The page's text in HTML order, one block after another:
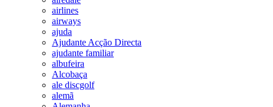
airlines
airways
ajuda
Ajudante Acção Directa
ajudante familiar
albufeira
Alcobaça
ale discgolf
alemã